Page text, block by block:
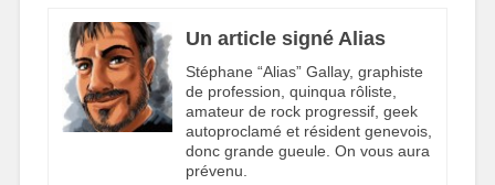
Un article signé Alias
Stéphane “Alias” Gallay, graphiste
de profession, quinqua rôliste,
amateur de rock progressif, geek
autoproclamé et résident genevois,
donc grande gueule. On vous aura
prévenu.